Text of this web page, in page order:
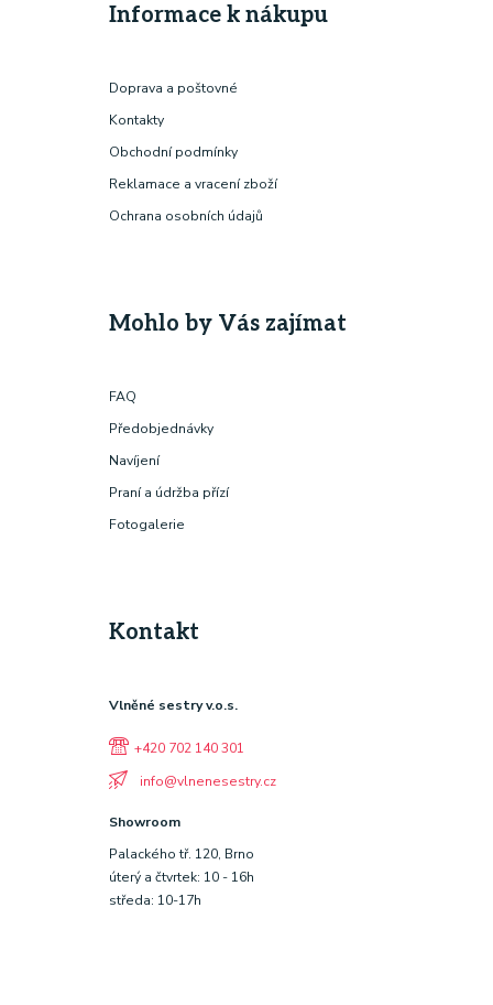
Informace k nákupu
Doprava a poštovné
Kontakty
Obchodní podmínky
Reklamace a vracení zboží
Ochrana osobních údajů
Mohlo by Vás zajímat
FAQ
Předobjednávky
Navíjení
Praní a údržba přízí
Fotogalerie
Kontakt
Vlněné sestry v.o.s.
+420 702 140 301
info@vlnenesestry.cz
Showroom
Palackého tř. 120, Brno
úterý a čtvrtek: 10 - 16h
středa: 10-17h